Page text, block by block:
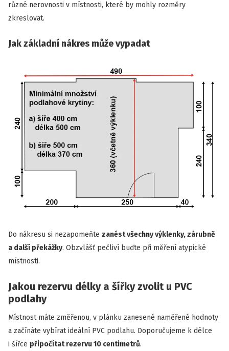
různé nerovnosti v místnosti, které by mohly rozměry
zkreslovat.
Jak základní nákres může vypadat
Do nákresu si nezapomeňte zanést všechny výklenky, zárubně
a další překážky. Obzvlášť pečliví buďte při měření atypické
místnosti.
Jakou rezervu délky a šířky zvolit u PVC
podlahy
Místnost máte změřenou, v plánku zanesené naměřené hodnoty
a začínáte vybírat ideální PVC podlahu. Doporučujeme k délce
i šířce připočítat rezervu 10 centimetrů.